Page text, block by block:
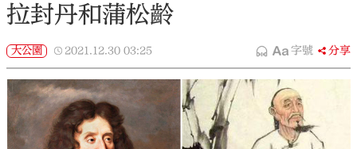
拉封丹和蒲松齡
大公園 2021.12.30 03:25 字號 分享